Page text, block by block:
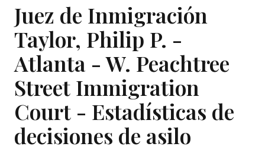
Juez de Inmigración
Taylor, Philip P. -
Atlanta - W. Peachtree
Street Immigration
Court - Estadísticas de
decisiones de asilo